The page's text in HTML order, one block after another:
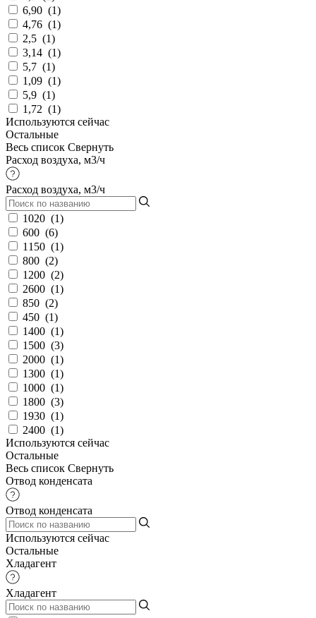
6,90 (1)
4,76 (1)
2,5 (1)
3,14 (1)
5,7 (1)
1,09 (1)
5,9 (1)
1,72 (1)
Используются сейчас
Остальные
Весь список Свернуть
Расход воздуха, м3/ч
Расход воздуха, м3/ч
1020 (1)
600 (6)
1150 (1)
800 (2)
1200 (2)
2600 (1)
850 (2)
450 (1)
1400 (1)
1500 (3)
2000 (1)
1300 (1)
1000 (1)
1800 (3)
1930 (1)
2400 (1)
Используются сейчас
Остальные
Весь список Свернуть
Отвод конденсата
Отвод конденсата
Используются сейчас
Остальные
Хладагент
Хладагент